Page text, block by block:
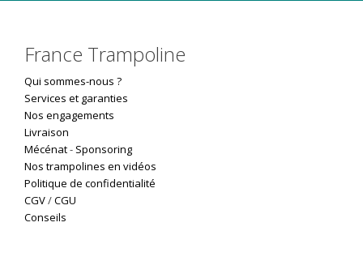
France Trampoline
Qui sommes-nous ?
Services et garanties
Nos engagements
Livraison
Mécénat- Sponsoring
Nos trampolines en vidéos
Politique de confidentialité
CGV/CGU
Conseils